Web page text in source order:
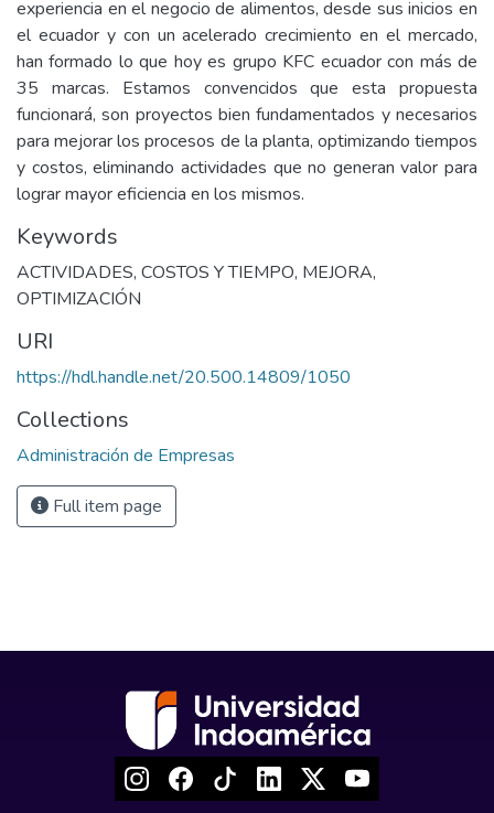
experiencia en el negocio de alimentos, desde sus inicios en
el ecuador y con un acelerado crecimiento en el mercado,
han formado lo que hoy es grupo KFC ecuador con más de
35 marcas. Estamos convencidos que esta propuesta
funcionará, son proyectos bien fundamentados y necesarios
para mejorar los procesos de la planta, optimizando tiempos
y costos, eliminando actividades que no generan valor para
lograr mayor eficiencia en los mismos.
Keywords
ACTIVIDADES, COSTOS Y TIEMPO, MEJORA,
OPTIMIZACIÓN
URI
https://hdl.handle.net/20.500.14809/1050
Collections
Administración de Empresas
Full item page